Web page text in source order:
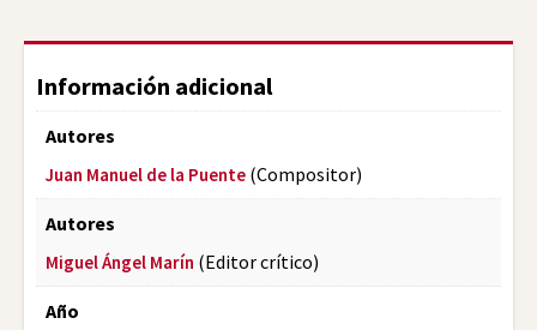
Información adicional
Autores
Juan Manuel de la Puente (Compositor)
Autores
Miguel Ángel Marín (Editor crítico)
Año